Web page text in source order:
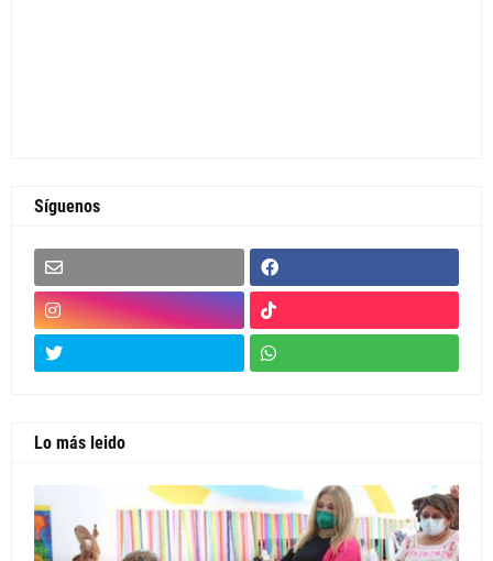
Síguenos
Lo más leido